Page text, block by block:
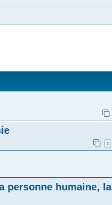
1
personne humaine, la